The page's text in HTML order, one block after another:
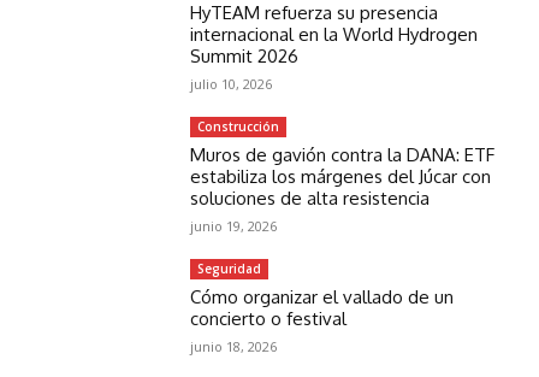
HyTEAM refuerza su presencia
internacional en la World Hydrogen
Summit 2026
julio 10, 2026
Construcción
Muros de gavión contra la DANA: ETF
estabiliza los márgenes del Júcar con
soluciones de alta resistencia
junio 19, 2026
Seguridad
Cómo organizar el vallado de un
concierto o festival
junio 18, 2026